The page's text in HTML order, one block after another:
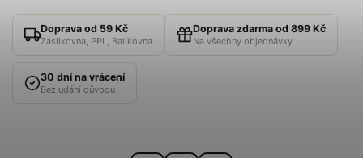
Doprava od 59 Kč
Zásilkovna, PPL, Balíkovna
Doprava zdarma od 899 Kč
Na všechny objednávky
30 dní na vrácení
Bez udání důvodu